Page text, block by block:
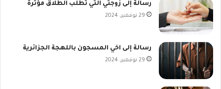
رسالة إلى زوجتي التي تطلب الطلاق مؤثرة
29 نوفمبر، 2024
رسالة إلى اخي المسجون باللهجة الجزائرية
29 نوفمبر، 2024